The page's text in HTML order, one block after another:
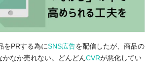
をPRする為にSNS広告を配信したが、商品の
なか売れない。どんどんCVRが悪化してい